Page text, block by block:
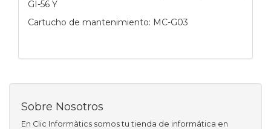
GI-56 Y
Cartucho de mantenimiento: MC-G03
Sobre Nosotros
En Clic Informàtics somos tu tienda de informática en